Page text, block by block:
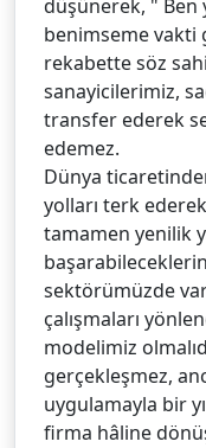
düşünerek, " Ben
benimseme vakti
rekabette söz
sanayicilerimiz,
transfer ederek
edemez.
Dünya
yolları terk ederek
tamamen yenilik
sektörümüzde
çalışmaları
modelimiz
gerçekleşmez,
uygulamayla bir
firma hâline